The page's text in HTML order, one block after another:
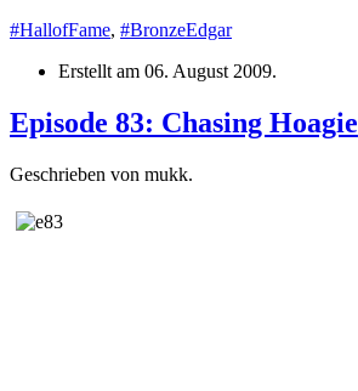
#HallofFame, #BronzeEdgar
Erstellt am 06. August 2009.
Episode 83: Chasing Hoagie
Geschrieben von mukk.